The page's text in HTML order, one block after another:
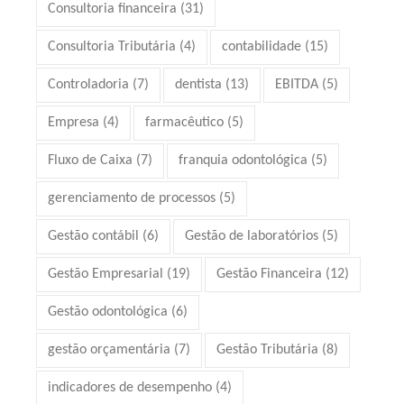
Consultoria financeira (31)
Consultoria Tributária (4) contabilidade (15)
Controladoria (7) dentista (13) EBITDA (5)
Empresa (4) farmacêutico (5)
Fluxo de Caixa (7) franquia odontológica (5)
gerenciamento de processos (5)
Gestão contábil (6) Gestão de laboratórios (5)
Gestão Empresarial (19) Gestão Financeira (12)
Gestão odontológica (6)
gestão orçamentária (7) Gestão Tributária (8)
indicadores de desempenho (4)